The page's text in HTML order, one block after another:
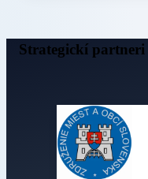
Strategickí partneri